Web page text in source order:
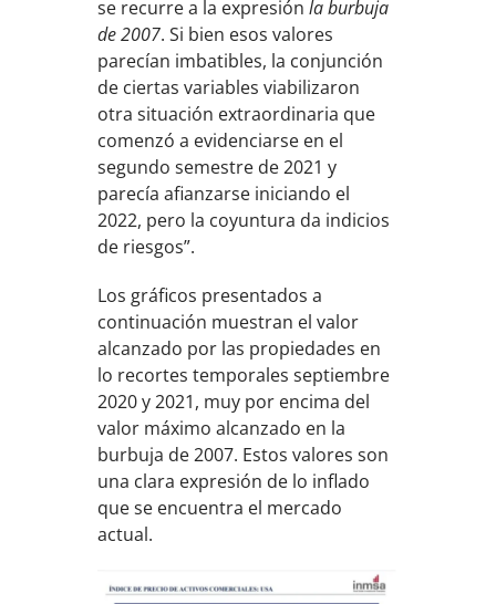
se recurre a la expresiónla burbuja
de 2007. Si bien esos valores
parecían imbatibles, la conjunción
de ciertas variables viabilizaron
otra situación extraordinaria que
comenzó a evidenciarse en el
segundo semestre de 2021 y
parecía afianzarse iniciando el
2022, pero la coyuntura da indicios
de riesgos”.
Los gráficos presentados a
continuación muestran el valor
alcanzado por las propiedades en
lo recortes temporales septiembre
2020 y 2021, muy por encima del
valor máximo alcanzado en la
burbuja de 2007. Estos valores son
una clara expresión de lo inflado
que se encuentra el mercado
actual.